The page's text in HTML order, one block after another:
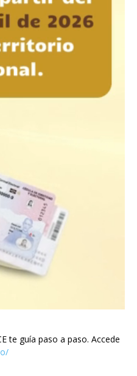
te guía paso a paso. Accede